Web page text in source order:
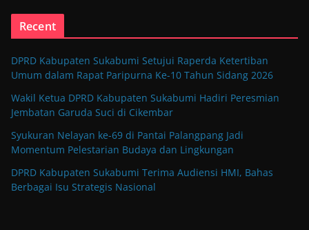
Recent
DPRD Kabupaten Sukabumi Setujui Raperda Ketertiban
Umum dalam Rapat Paripurna Ke-10 Tahun Sidang 2026
Wakil Ketua DPRD Kabupaten Sukabumi Hadiri Peresmian
Jembatan Garuda Suci di Cikembar
Syukuran Nelayan ke-69 di Pantai Palangpang Jadi
Momentum Pelestarian Budaya dan Lingkungan
DPRD Kabupaten Sukabumi Terima Audiensi HMI, Bahas
Berbagai Isu Strategis Nasional